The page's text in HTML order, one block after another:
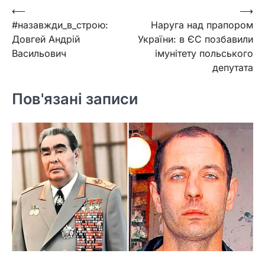
Навігація
записів
⟵
#назавжди_в_строю:
Довгей Андрій
Васильович
Наруга над прапором
України: в ЄС позбавили
імунітету польського
депутата
⟶
Пов'язані записи